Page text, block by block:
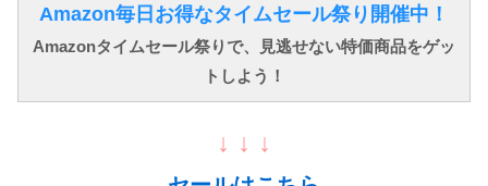
Amazon毎日お得なタイムセール祭り開催中！
Amazonタイムセール祭りで、見逃せない特価商品をゲッ
トしよう！
↓ ↓ ↓